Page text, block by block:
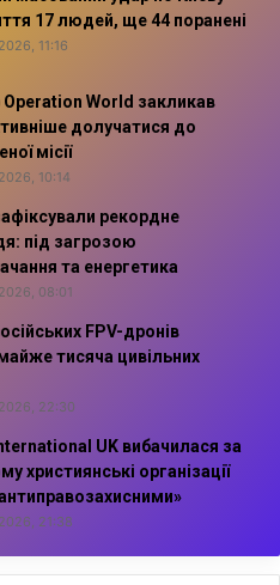
17 людей, ще 44 поранені
11:16
World закликав
долучатися до
місії
10:14
рекордне
під загрозою
та енергетика
08:01
FPV-дронів
тисяча цивільних
22:30
UK вибачилася за
християнські організації
21:38